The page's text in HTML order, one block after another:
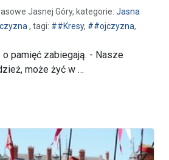
Jasnej Góry, kategorie: Jasna
, tagi: ##Kresy, ##ojczyzna,
pamięć zabiegają. - Nasze
może żyć w …